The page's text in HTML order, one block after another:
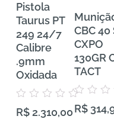
Pistola
Taurus PT
249 24/7
Calibre
.9mm
Oxidada
0
R$2.310,00
CBC 40
CXPO
130GR
TACT
0
R$